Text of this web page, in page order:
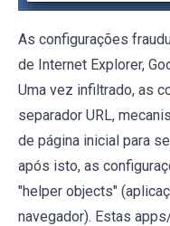
As configurações
de Internet Explorer,
Uma vez infiltrado, as
separador URL,
de página inicial para
após isto, as
"helper objects"
navegador). Estas